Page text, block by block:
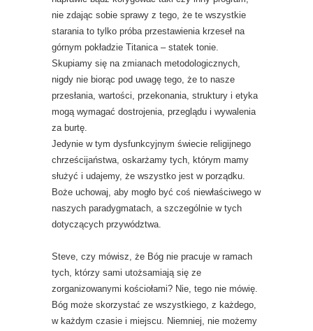
nie zdając sobie sprawy z tego, że te wszystkie
starania to tylko próba przestawienia krzeseł na
górnym pokładzie Titanica – statek tonie.
Skupiamy się na zmianach metodologicznych,
nigdy nie biorąc pod uwagę tego, że to nasze
przesłania, wartości, przekonania, struktury i etyka
mogą wymagać dostrojenia, przeglądu i wywalenia
za burtę.
Jedynie w tym dysfunkcyjnym świecie religijnego
chrześcijaństwa, oskarżamy tych, którym mamy
służyć i udajemy, że wszystko jest w porządku.
Boże uchowaj, aby mogło być coś niewłaściwego w
naszych paradygmatach, a szczególnie w tych
dotyczących przywództwa.
Steve, czy mówisz, że Bóg nie pracuje w ramach
tych, którzy sami utożsamiają się ze
zorganizowanymi kościołami? Nie, tego nie mówię.
Bóg może skorzystać ze wszystkiego, z każdego,
w każdym czasie i miejscu. Niemniej, nie możemy